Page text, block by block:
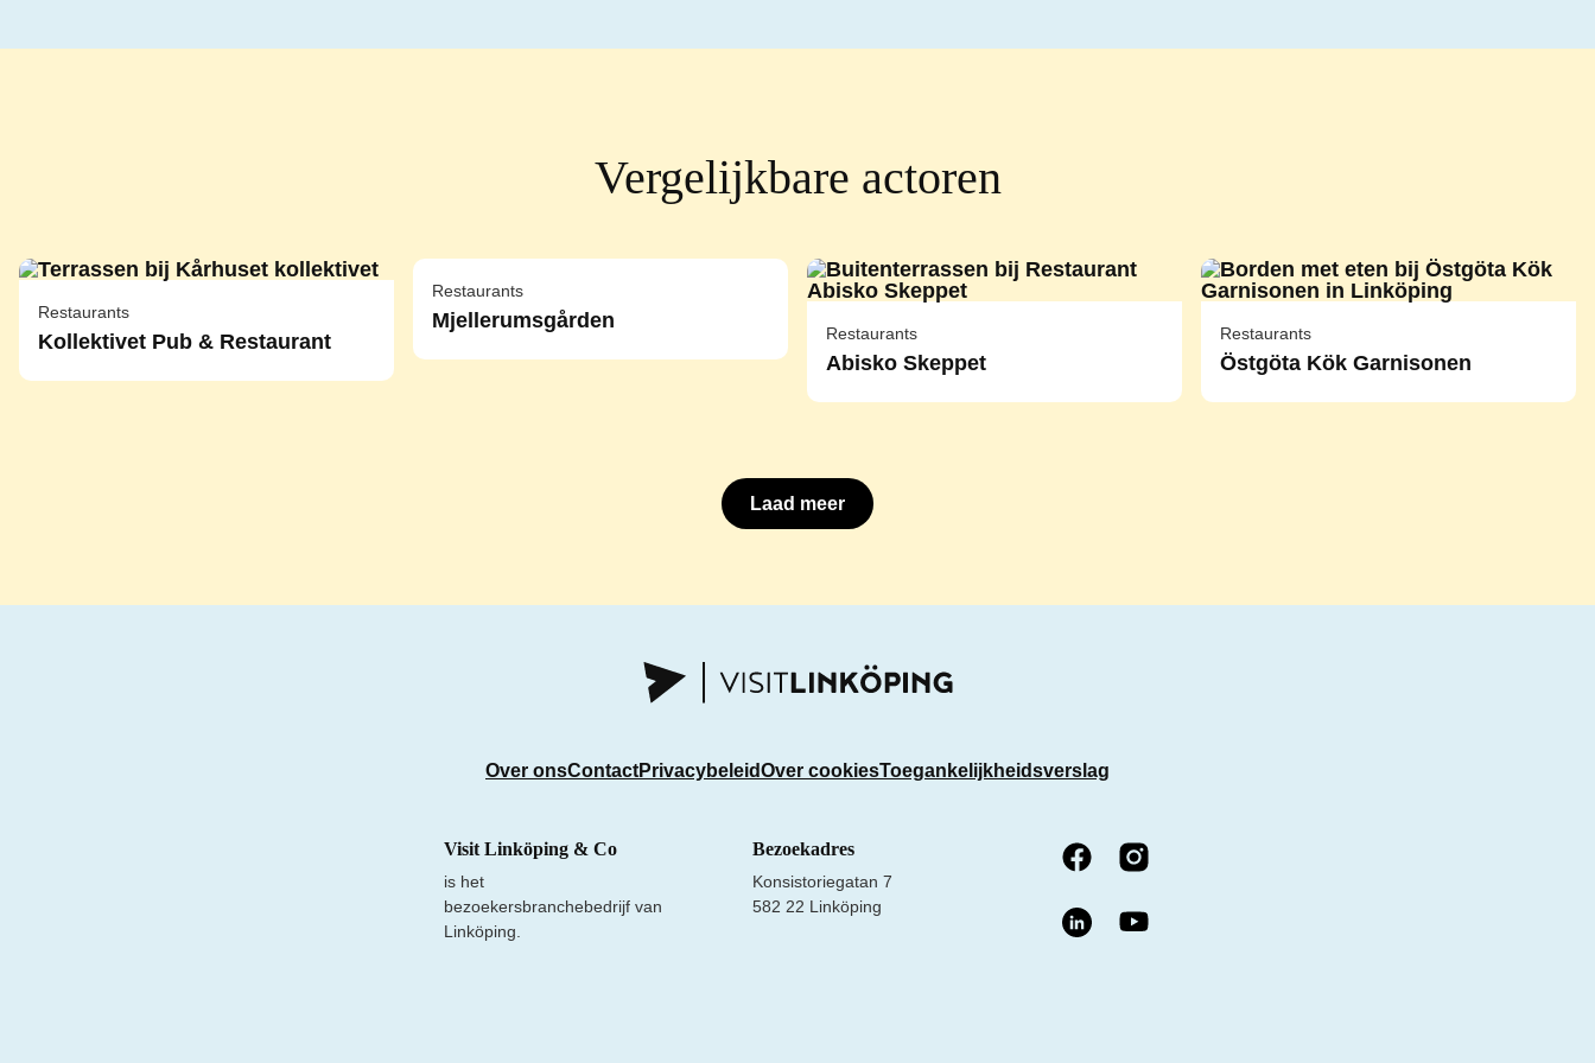
Vergelijkbare actoren
Restaurants
Kollektivet Pub & Restaurant
Restaurants
Mjellerumsgården
Restaurants
Abisko Skeppet
Restaurants
Östgöta Kök Garnisonen
Laad meer
Over onsContactPrivacybeleidOver cookiesToegankelijkheidsverslag
Visit Linköping & Co
is het
bezoekersbranchebedrijf van
Linköping.
Bezoekadres
Konsistoriegatan 7
582 22 Linköping